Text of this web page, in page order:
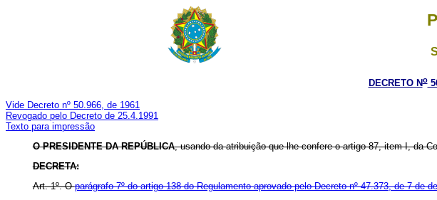
DECRETO No
Vide Decreto nº 50.966, de 1961
Revogado pelo Decreto de 25.4.1991
Texto para impressão
O PRESIDENTE DA REPÚBLICA, usando da atribuição que lhe confere o artigo 87, item I, da
DECRETA:
Art. 1º. Oparágrafo 7º do artigo 138 do Regulamento aprovado pelo Decreto nº 47.373, de 7 de